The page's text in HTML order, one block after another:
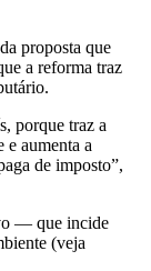
proposta que
a reforma traz
porque traz a
aumenta a
de imposto”,
— que incide
(veja